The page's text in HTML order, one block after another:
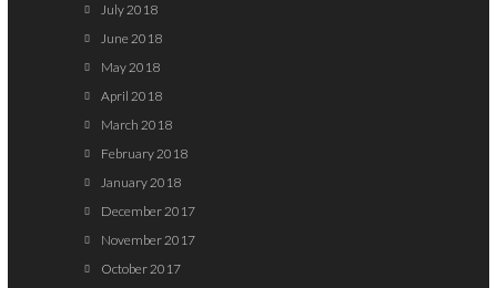
July 2018
June 2018
May 2018
April 2018
March 2018
February 2018
January 2018
December 2017
November 2017
October 2017